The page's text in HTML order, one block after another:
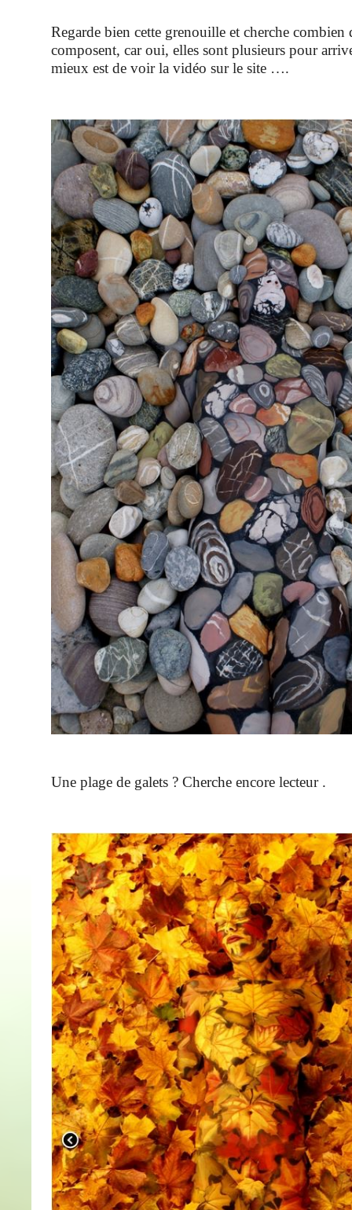
Regarde bien cette grenouille et cherche combien
composent, car oui, elles sont plusieurs pour
mieux est de voir la vidéo sur le site ….
Une plage de galets ? Cherche encore lecteur .